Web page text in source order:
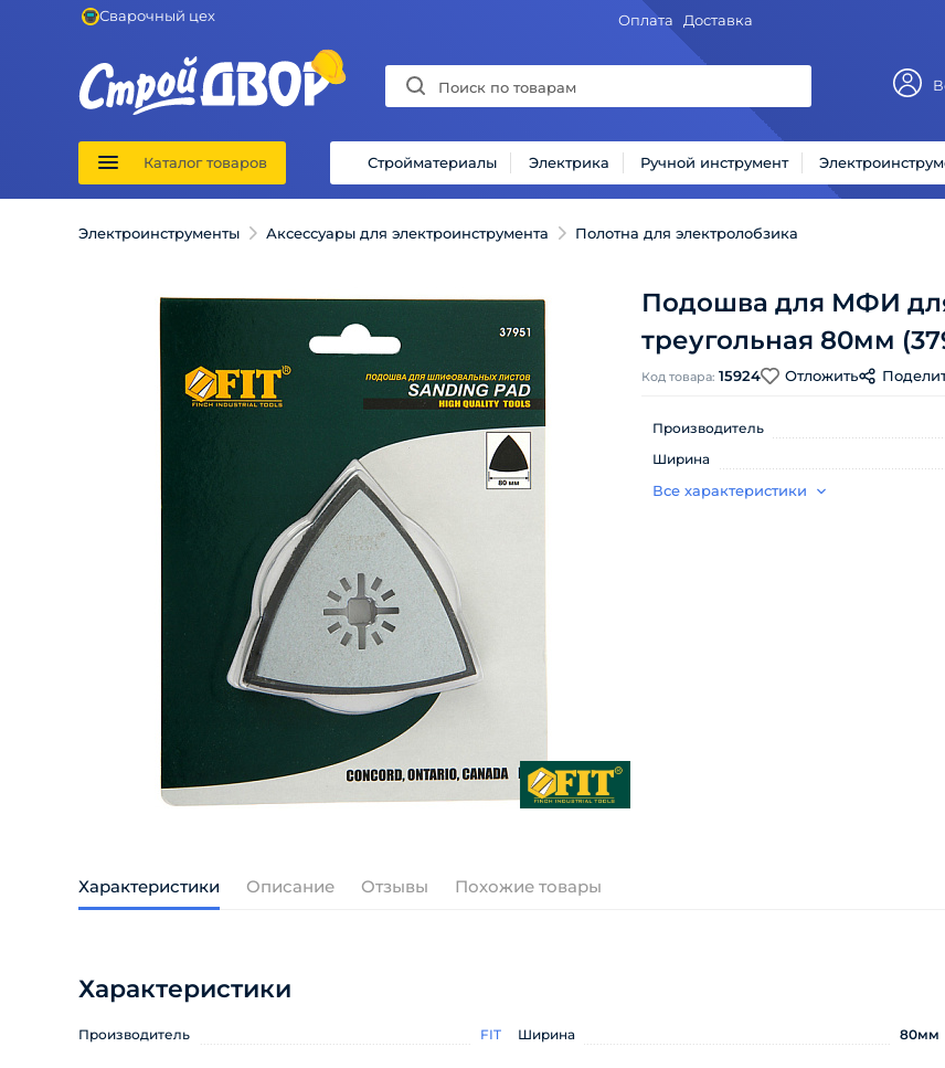
Сварочный цех Оплата Доставка
Каталог товаров Стройматериалы Электрика Ручной инструмент
Электроинструменты Аксессуары для электроинструмента Полотна для электролобзика
Подошва для МФИ
треугольная 80мм
Код товара: 15924 Отложить
Производитель
Ширина
Все характеристики
Характеристики Описание Отзывы Похожие товары
Характеристики
Производитель FIT Ширина 80мм